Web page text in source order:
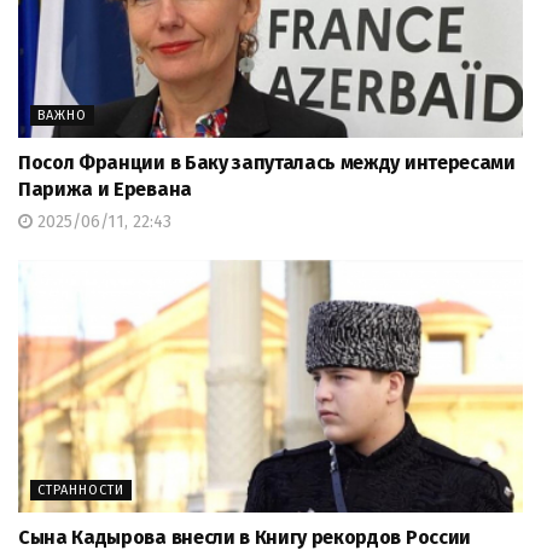
ВАЖНО
Посол Франции в Баку запуталась между интересами
Парижа и Еревана
2025/06/11, 22:43
СТРАННОСТИ
Сына Кадырова внесли в Книгу рекордов России